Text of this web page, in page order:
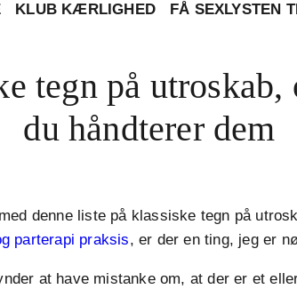
KLUB KÆRLIGHED FÅ SEXLYSTEN
tegn på utroskab,
du håndterer dem
denne liste på klassiske tegn på
parterapi praksis, er der en ting, jeg er
at have mistanke om, at der er et